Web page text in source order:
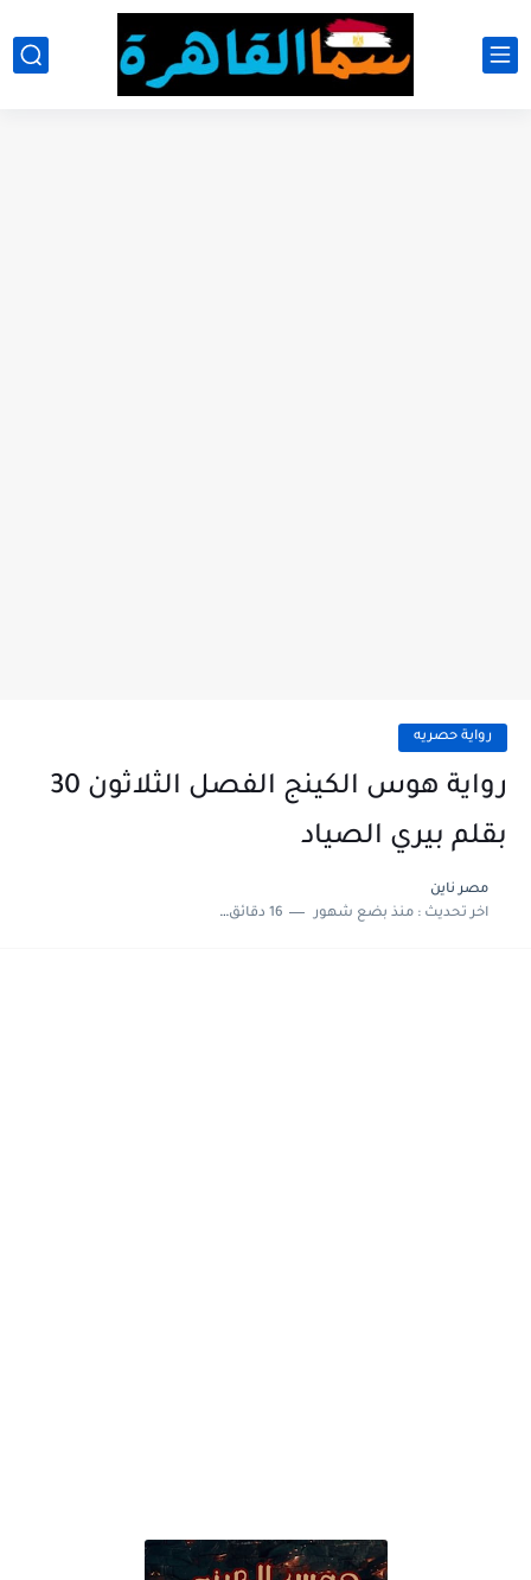
رواية حصريه
رواية هوس الكينج الفصل الثلاثون 30
بقلم بيري الصياد
مصر ناين
اخر تحديث :منذ بضع شهور 16 دقائق للقراءة